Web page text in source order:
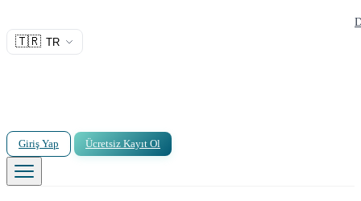
🇹🇷 TR
Giriş Yap Ücretsiz Kayıt Ol